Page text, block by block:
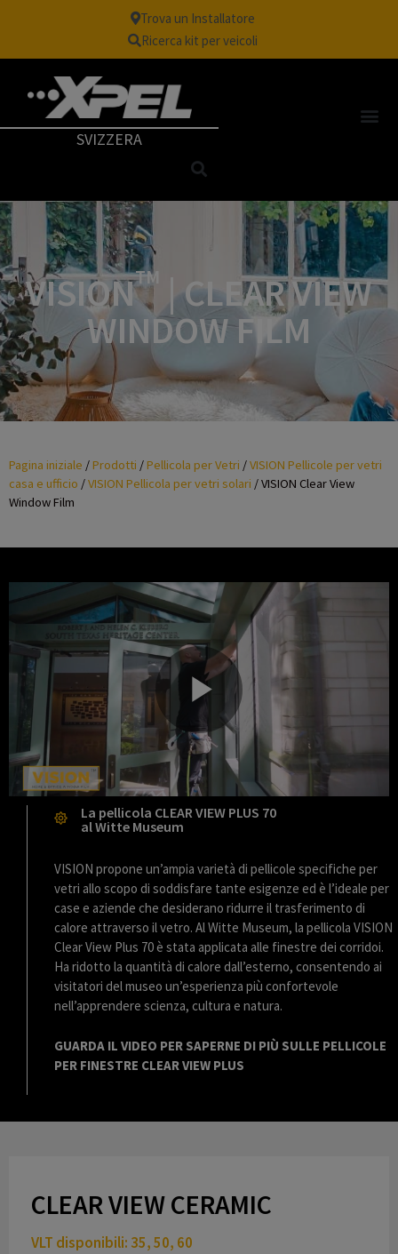
Trova un Installatore
Ricerca kit per veicoli
SVIZZERA
VISIONTM
| CLEAR VIEW
WINDOW FILM
Pagina iniziale /Prodotti /Pellicola per Vetri /VISION Pellicole per vetri
casa e ufficio /VISION Pellicola per vetri solari /VISION Clear View
Window Film
P
l
a
y
V
La pellicola CLEAR VIEW PLUS 70
al Witte Museum
VISION propone un’ampia varietà di pellicole specifiche per
vetri allo scopo di soddisfare tante esigenze ed è l’ideale per
case e aziende che desiderano ridurre il trasferimento di
calore attraverso il vetro. Al Witte Museum, la pellicola VISION
Clear View Plus 70 è stata applicata alle finestre dei corridoi.
Ha ridotto la quantità di calore dall’esterno, consentendo ai
visitatori del museo un’esperienza più confortevole
nell’apprendere scienza, cultura e natura.
GUARDA IL VIDEO PER SAPERNE DI PIÙ SULLE PELLICOLE
PER FINESTRE CLEAR VIEW PLUS
CLEAR VIEW CERAMIC
VLT disponibili: 35, 50, 60